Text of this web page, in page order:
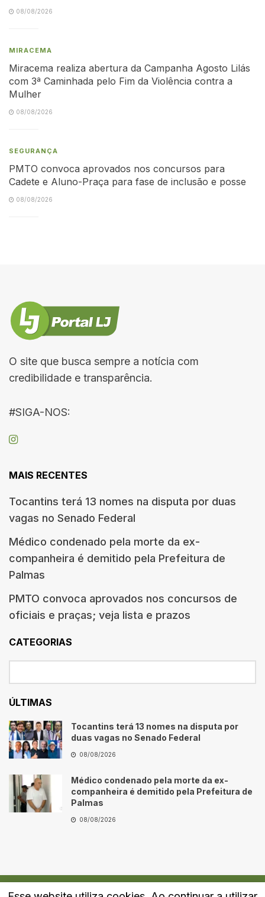
08/08/2026
MIRACEMA
Miracema realiza abertura da Campanha Agosto Lilás
com 3ª Caminhada pelo Fim da Violência contra a
Mulher
08/08/2026
SEGURANÇA
PMTO convoca aprovados nos concursos para
Cadete e Aluno-Praça para fase de inclusão e posse
08/08/2026
O site que busca sempre a notícia com
credibilidade e transparência.
#SIGA-NOS:
MAIS RECENTES
Tocantins terá 13 nomes na disputa por duas
vagas no Senado Federal
Médico condenado pela morte da ex-
companheira é demitido pela Prefeitura de
Palmas
PMTO convoca aprovados nos concursos de
oficiais e praças; veja lista e prazos
CATEGORIAS
ÚLTIMAS
Tocantins terá 13 nomes na disputa por
duas vagas no Senado Federal
08/08/2026
Médico condenado pela morte da ex-
companheira é demitido pela Prefeitura de
Palmas
08/08/2026